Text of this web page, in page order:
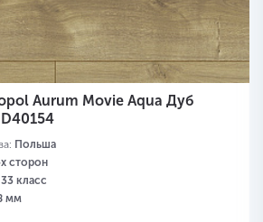
Aurum Movie Aqua Дуб
Польша
сторон
33 класс
мм